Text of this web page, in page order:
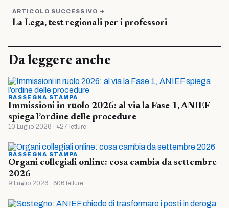
ARTICOLO SUCCESSIVO →
La Lega, test regionali per i professori
Da leggere anche
RASSEGNA STAMPA
Immissioni in ruolo 2026: al via la Fase 1, ANIEF
spiega l’ordine delle procedure
10 Luglio 2026 · 427 letture
RASSEGNA STAMPA
Organi collegiali online: cosa cambia da settembre
2026
9 Luglio 2026 · 606 letture